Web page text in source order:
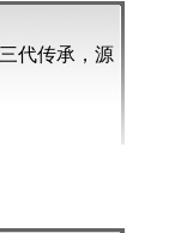
代传承，源